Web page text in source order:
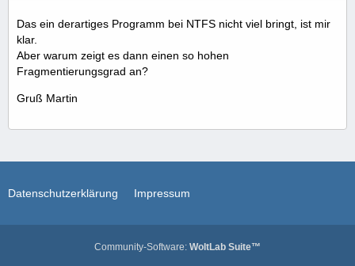
Das ein derartiges Programm bei NTFS nicht viel bringt, ist mir
klar.
Aber warum zeigt es dann einen so hohen
Fragmentierungsgrad an?
Gruß Martin
Datenschutzerklärung Impressum
Community-Software: WoltLab Suite™